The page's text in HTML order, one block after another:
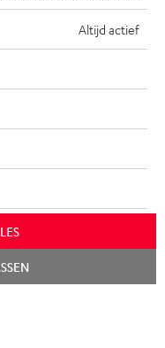
foto's afgebeelde
Eventuele
inbegrepen.
de overeenkomst herroepen
Altijd actief